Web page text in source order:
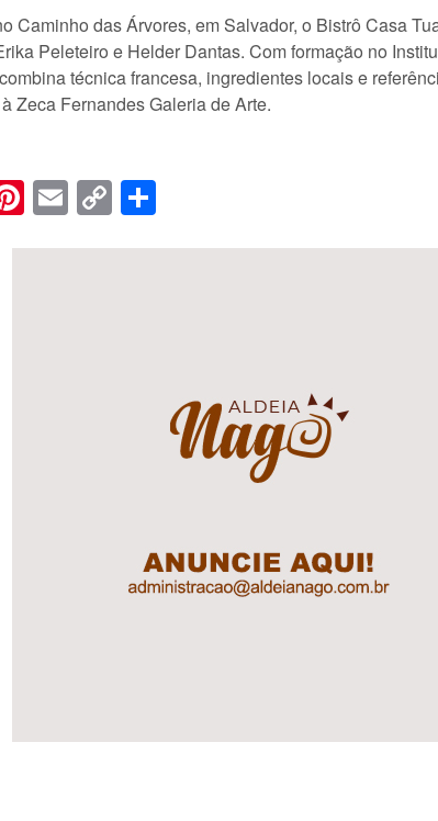
Caminho das Árvores, em Salvador, o Bistrô Casa
Peleteiro e Helder Dantas. Com formação no
técnica francesa, ingredientes locais e
Zeca Fernandes Galeria de Arte.
Pinterest
Email
Copy
Link